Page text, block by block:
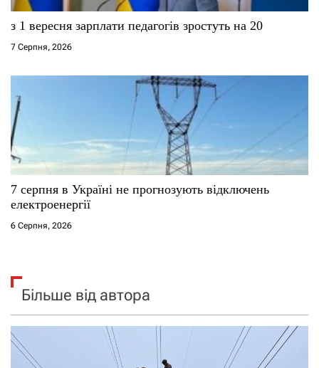
з 1 вересня зарплати педагогів зростуть на 20
7 Серпня, 2026
7 серпня в Україні не прогнозують відключень
електроенергії
6 Серпня, 2026
Більше від автора